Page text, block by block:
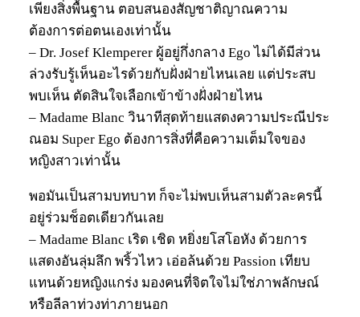
เพียงสิ่งพื้นฐาน ตอบสนองสัญชาติญาณความ
ต้องการต่อตนเองเท่านั้น
– Dr. Josef Klemperer ผู้อยู่กึ่งกลาง Ego ไม่ได้มีส่วน
ล่วงรับรู้เห็นอะไรด้วยกับฝั่งฝ่ายไหนเลย แต่ประสบ
พบเห็น ตัดสินใจเลือกเข้าข้างฝั่งฝ่ายไหน
– Madame Blanc วินาทีสุดท้ายแสดงความประณีประ
ณอม Super Ego ต้องการสิ่งที่คือความเต็มใจของ
หญิงสาวเท่านั้น
พอมันเป็นสามบทบาท ก็จะไม่พบเห็นสามตัวละครนี้
อยู่ร่วมช็อตเดียวกันเลย
– Madame Blanc เริด เชิด หยิ่งยโสโอหัง ด้วยการ
แสดงอันลุ่มลึก พริ้วไหว เอ่อล้นด้วย Passion เทียบ
แทนด้วยหญิงแกร่ง มองคนที่จิตใจไม่ใช่ภาพลักษณ์
หรือลีลาท่วงท่าภายนอก